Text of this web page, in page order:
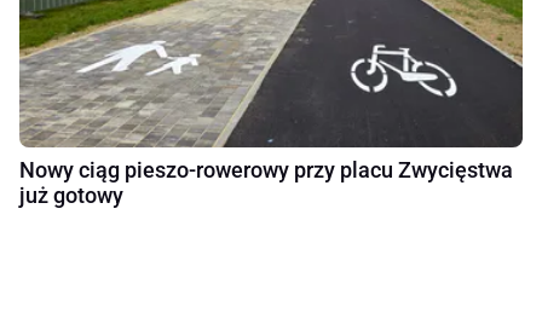
Nowy ciąg pieszo-rowerowy przy placu Zwycięstwa
już gotowy